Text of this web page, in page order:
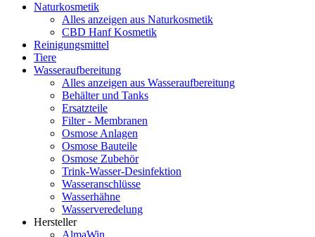
Naturkosmetik
Alles anzeigen aus Naturkosmetik
CBD Hanf Kosmetik
Reinigungsmittel
Tiere
Wasseraufbereitung
Alles anzeigen aus Wasseraufbereitung
Behälter und Tanks
Ersatzteile
Filter - Membranen
Osmose Anlagen
Osmose Bauteile
Osmose Zubehör
Trink-Wasser-Desinfektion
Wasseranschlüsse
Wasserhähne
Wasserveredelung
Hersteller
AlmaWin